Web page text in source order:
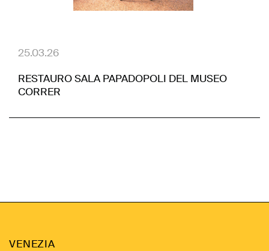
25.03.26
RESTAURO SALA PAPADOPOLI DEL MUSEO
CORRER
VENEZIA